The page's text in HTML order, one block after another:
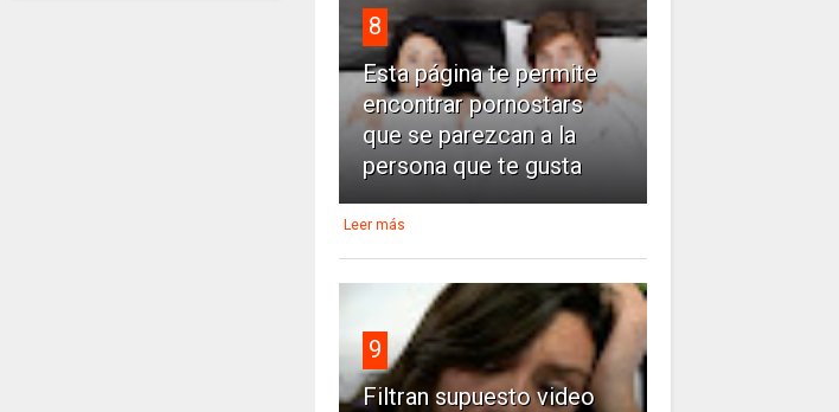
8
Esta página te permite
encontrar pornostars
que se parezcan a la
persona que te gusta
Leer más
9
Filtran supuesto video